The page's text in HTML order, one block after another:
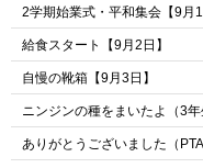
2学期始業式・平和集会【9月1
給食スタート【9月2日】
自慢の靴箱【9月3日】
ニンジンの種をまいたよ（3年
ありがとうございました（